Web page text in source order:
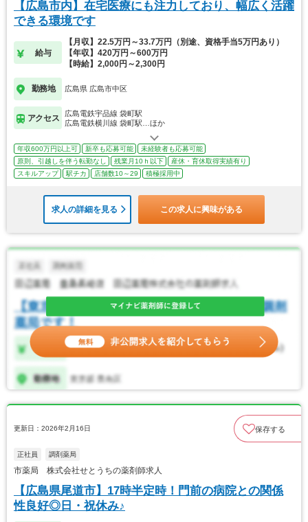
【広島市内】在宅医療にも注力しており、幅広く活躍
できる環境です
給与
【月収】22.5万円～33.7万円（別途、資格手当5万円あり）
【年収】420万円～600万円
【時給】2,000円～2,300円
勤務地 広島県 広島市中区
アクセス
広島電鉄宇品線 袋町駅
広島電鉄横川線 袋町駅…ほか
年収600万円以上可 新卒も応募可能
未経験者も応募可能
原則、引越しを伴う転勤なし
残業月10ｈ以下
産休・育休取得実績有り
スキルアップ
駅チカ 店舗数10～29 積極採用中
求人の詳細を見る この求人に興味がある
更新日：2026年2月16日 保存する
正社員 調剤薬局
市薬局 株式会社せとうちの薬剤師求人
【広島県尾道市】17時半定時！門前の病院との関係
性良好◎日・祝休み♪